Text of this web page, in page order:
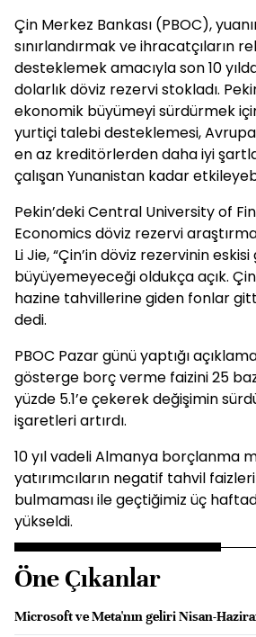
Çin Merkez Bankası (PBOC),
sınırlandırmak ve ihracatçıların
desteklemek amacıyla son 10
dolarlık döviz rezervi stokladı.
ekonomik büyümeyi sürdürmek
yurtiçi talebi desteklemesi,
en az kreditörlerden daha iyi
çalışan Yunanistan kadar
Pekin’deki Central University of
Economics döviz rezervi
Li Jie, “Çin’in döviz rezervinin eskisi
büyüyemeyeceği oldukça açık.
hazine tahvillerine giden fonlar
dedi.
PBOC Pazar günü yaptığı
gösterge borç verme faizini 25
yüzde 5.1’e çekerek değişimin
işaretleri artırdı.
10 yıl vadeli Almanya borçlanma
yatırımcıların negatif tahvil
bulmaması ile geçtiğimiz üç
yükseldi.
Öne Çıkanlar
Microsoft ve Meta'nın geliri Nisan-